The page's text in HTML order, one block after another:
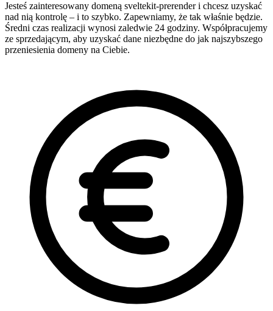
Jesteś zainteresowany domeną sveltekit-prerender i chcesz uzyskać
nad nią kontrolę – i to szybko. Zapewniamy, że tak właśnie będzie.
Średni czas realizacji wynosi zaledwie 24 godziny. Współpracujemy
ze sprzedającym, aby uzyskać dane niezbędne do jak najszybszego
przeniesienia domeny na Ciebie.